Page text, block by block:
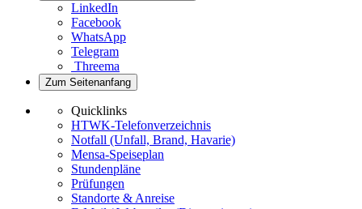
LinkedIn
Facebook
WhatsApp
Telegram
Threema
Zum Seitenanfang
Quicklinks
HTWK-Telefonverzeichnis
Notfall (Unfall, Brand, Havarie)
Mensa-Speiseplan
Stundenpläne
Prüfungen
Standorte & Anreise